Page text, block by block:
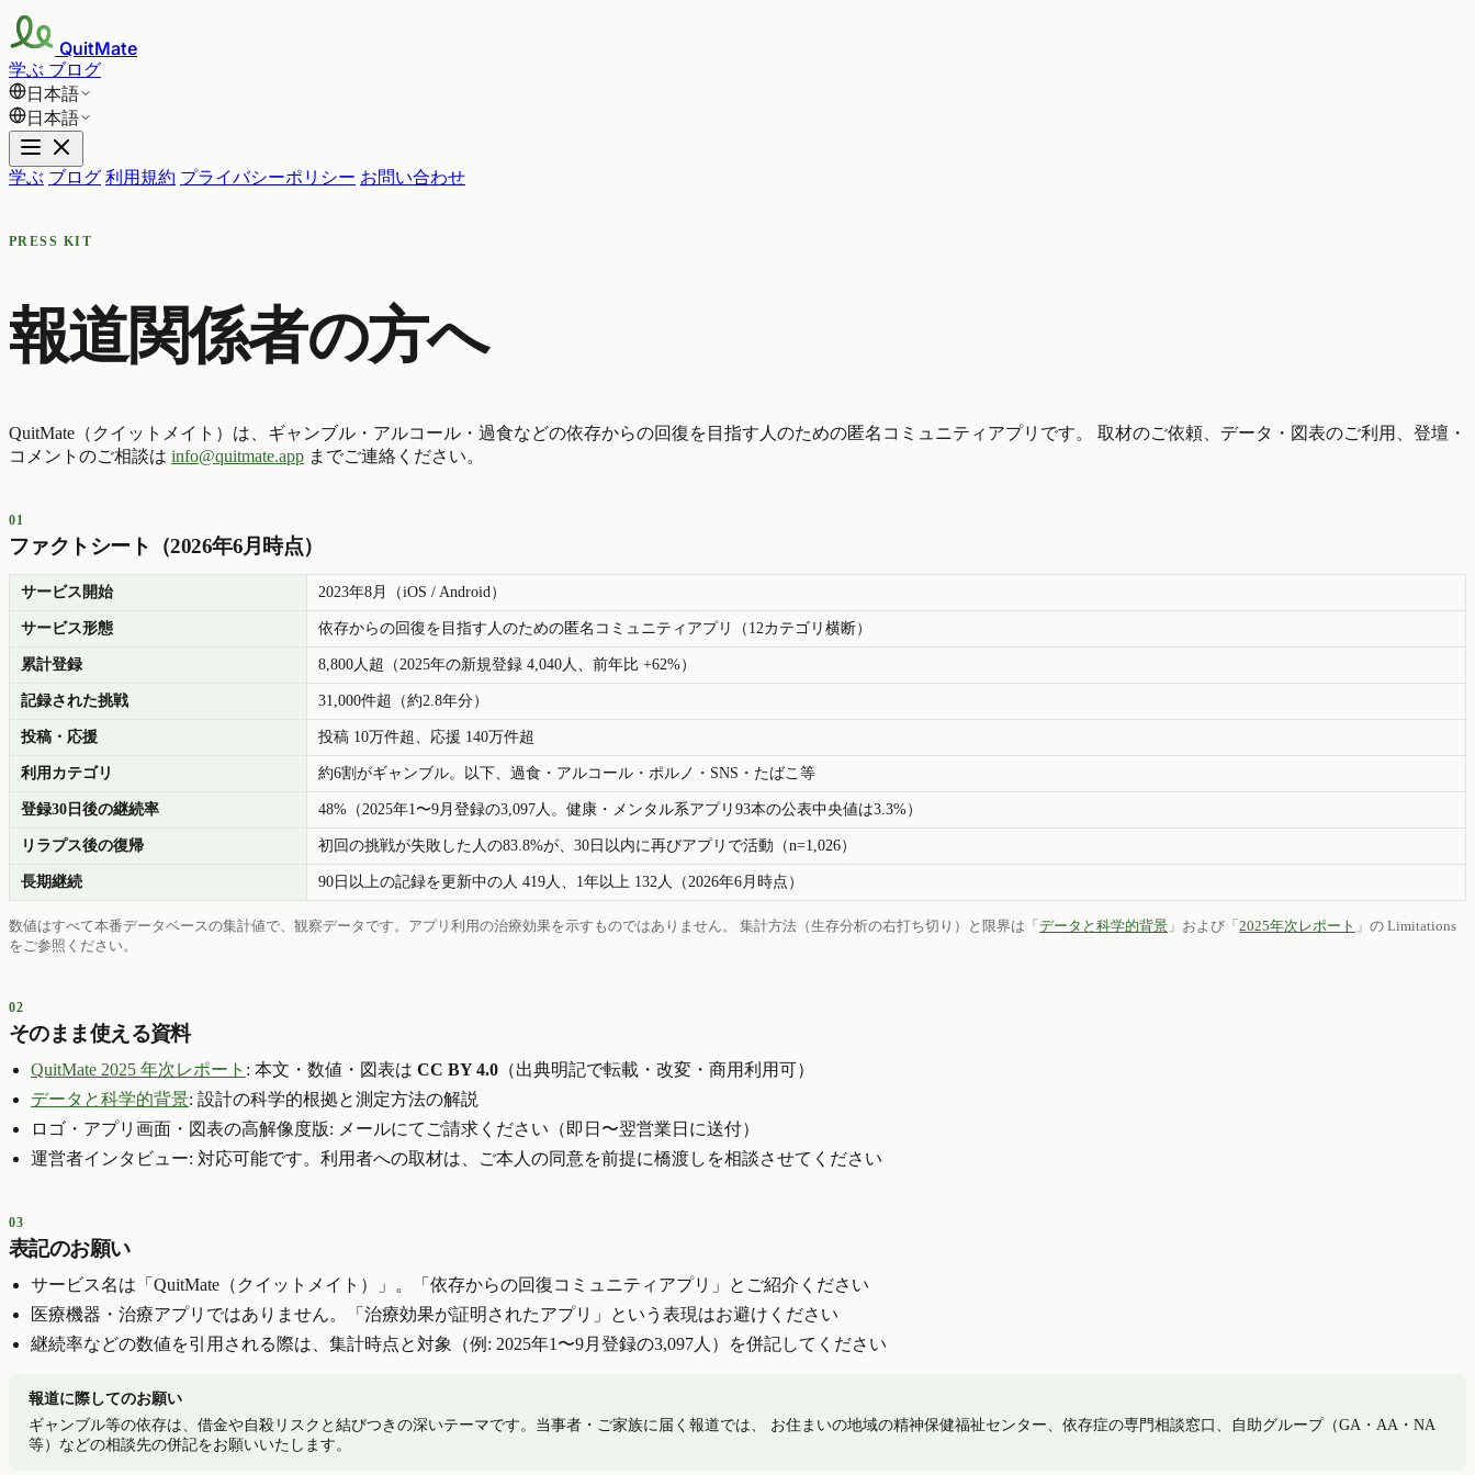
QuitMate
学ぶ ブログ
日本語
日本語
学ぶ ブログ 利用規約 プライバシーポリシー お問い合わせ
PRESS KIT
報道関係者の方へ
QuitMate（クイットメイト）は、ギャンブル・アルコール・過食などの依存からの回復を目指す人のための匿名コミュニティアプリです。 取材のご依頼、データ・図表のご利用、登壇・
コメントのご相談は info@quitmate.app までご連絡ください。
01
ファクトシート（2026年6月時点）
サービス開始 2023年8月（iOS / Android）
サービス形態 依存からの回復を目指す人のための匿名コミュニティアプリ（12カテゴリ横断）
累計登録 8,800人超（2025年の新規登録 4,040人、前年比 +62%）
記録された挑戦 31,000件超（約2.8年分）
投稿・応援 投稿 10万件超、応援 140万件超
利用カテゴリ 約6割がギャンブル。以下、過食・アルコール・ポルノ・SNS・たばこ等
登録30日後の継続率 48%（2025年1〜9月登録の3,097人。健康・メンタル系アプリ93本の公表中央値は3.3%）
リラプス後の復帰 初回の挑戦が失敗した人の83.8%が、30日以内に再びアプリで活動（n=1,026）
長期継続 90日以上の記録を更新中の人 419人、1年以上 132人（2026年6月時点）
数値はすべて本番データベースの集計値で、観察データです。アプリ利用の治療効果を示すものではありません。 集計方法（生存分析の右打ち切り）と限界は「 データと科学的背景 」および「 2025年次レポート 」の Limitations
をご参照ください。
02
そのまま使える資料
QuitMate 2025 年次レポート : 本文・数値・図表は CC BY 4.0 （出典明記で転載・改変・商用利用可）
データと科学的背景: 設計の科学的根拠と測定方法の解説
ロゴ・アプリ画面・図表の高解像度版: メールにてご請求ください（即日〜翌営業日に送付）
運営者インタビュー: 対応可能です。利用者への取材は、ご本人の同意を前提に橋渡しを相談させてください
03
表記のお願い
サービス名は「QuitMate（クイットメイト）」。「依存からの回復コミュニティアプリ」とご紹介ください
医療機器・治療アプリではありません。「治療効果が証明されたアプリ」という表現はお避けください
継続率などの数値を引用される際は、集計時点と対象（例: 2025年1〜9月登録の3,097人）を併記してください
報道に際してのお願い
ギャンブル等の依存は、借金や自殺リスクと結びつきの深いテーマです。当事者・ご家族に届く報道では、 お住まいの地域の精神保健福祉センター、依存症の専門相談窓口、自助グループ（GA・AA・NA
等）などの相談先の併記をお願いいたします。